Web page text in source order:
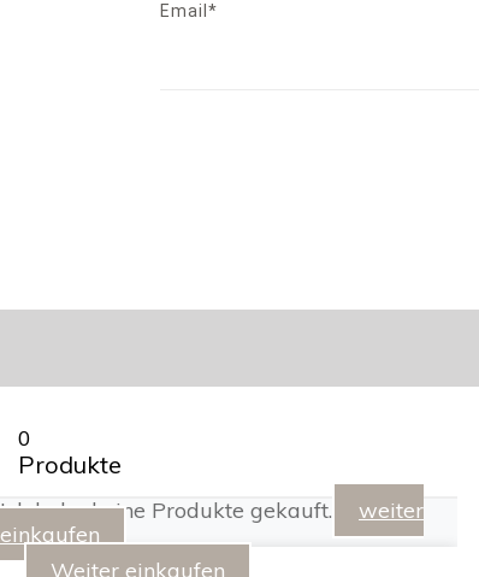
Email*
0
Produkte
Ich habe keine Produkte gekauft.
weiter
einkaufen
Weiter einkaufen